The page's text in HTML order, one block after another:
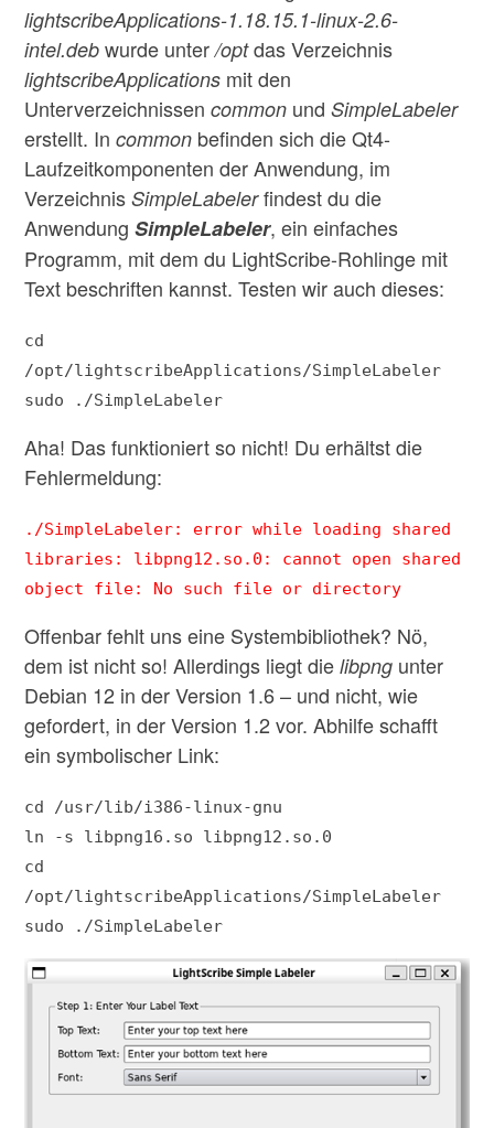
lightscribeApplications-1.18.15.1-linux-2.6-
intel.debwurde unter/optdas Verzeichnis
lightscribeApplications mit den
Unterverzeichnissencommon undSimpleLabeler
erstellt. Incommon befinden sich die Qt4-
Laufzeitkomponenten der Anwendung, im
VerzeichnisSimpleLabelerfindest du die
AnwendungSimpleLabeler, ein einfaches
Programm, mit dem du LightScribe-Rohlinge mit
Text beschriften kannst. Testen wir auch dieses:
cd
/opt/lightscribeApplications/SimpleLabeler
sudo ./SimpleLabeler
Aha! Das funktioniert so nicht! Du erhältst die
Fehlermeldung:
./SimpleLabeler: error while loading shared
libraries: libpng12.so.0: cannot open shared
object file: No such file or directory
Offenbar fehlt uns eine Systembibliothek? Nö,
dem ist nicht so! Allerdings liegt dielibpng unter
Debian 12 in der Version 1.6 – und nicht, wie
gefordert, in der Version 1.2 vor. Abhilfe schafft
ein symbolischer Link:
cd /usr/lib/i386-linux-gnu
ln -s libpng16.so libpng12.so.0
cd
/opt/lightscribeApplications/SimpleLabeler
sudo ./SimpleLabeler